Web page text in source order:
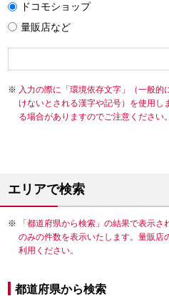
ドコモショップ
量販店など
入力の際に「環境依存文字」（一般
けないとされる漢字や記号）を使用
る場合がありますのでご注意ください。
エリアで検索
「都道府県から検索」の結果で表示
のみの件数を表示いたします。量販店
利用ください。
都道府県から検索